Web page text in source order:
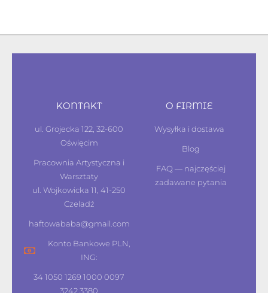
KONTAKT
ul. Grojecka 122, 32-600
Oświęcim
Pracownia Artystyczna i
Warsztaty
ul. Wojkowicka 11, 41-250
Czeladź
haftowababa@gmail.com
Konto Bankowe PLN,
ING:
34 1050 1269 1000 0097
3242 3380
O FIRMIE
Wysyłka i dostawa
Blog
FAQ — najczęściej
zadawane pytania